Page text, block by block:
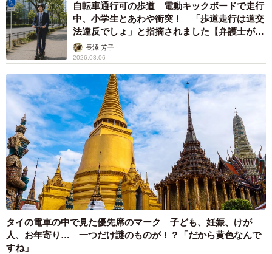
▽Instagram「大友しゅうま」
https://www.instagram.com/otomo_shuma/
▽書籍『本当にあったゾクっとする話』（Amazon）
https://amzn.asia/d/0as1rb6F
▽書籍『泣ける映画大全』（Amazon）
https://amzn.asia/d/0eg4FGsb
自転車通行可の歩道 電動キックボードで走行
中、小学生とあわや衝突！ 「歩道走行は道交
法違反でしょ」と指摘されました【弁護士が解
説】長澤 芳子
2026.08.06
タイの電車の中で見た優先席のマーク 子ども、妊娠、けが
人、お年寄り… 一つだけ謎のものが！？「だから黄色なんで
すね」